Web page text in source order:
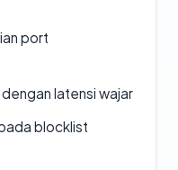
port
latensi wajar
blocklist